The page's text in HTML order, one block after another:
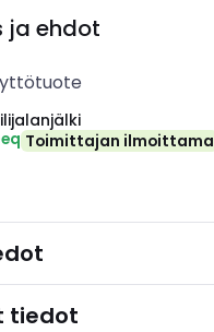
ja ehdot
Toimittajan ilmoittama
tiedot